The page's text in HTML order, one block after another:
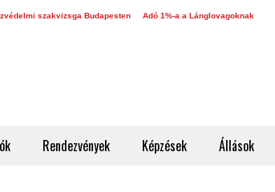
szakvizsga Budapesten Adó 1%-a a Lánglovagoknak
Rendezvények Képzések Állások